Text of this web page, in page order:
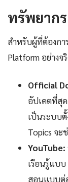
ทรัพยาก
สำหรับผู้ที่ต้องกา
Platform อย่าง
Official
อัปเดตที่สุด
เป็นระบบ
Topics จะ
YouTube:
เรียนรู้แบบ
สอนแบบต่